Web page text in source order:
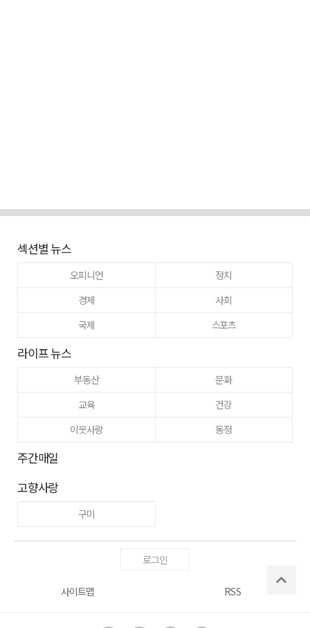
섹션별 뉴스
오피니언
정치
경제
사회
국제
스포츠
라이프 뉴스
부동산
문화
교육
건강
이웃사랑
동정
주간매일
고향사랑
구미
로그인
사이트맵 RSS